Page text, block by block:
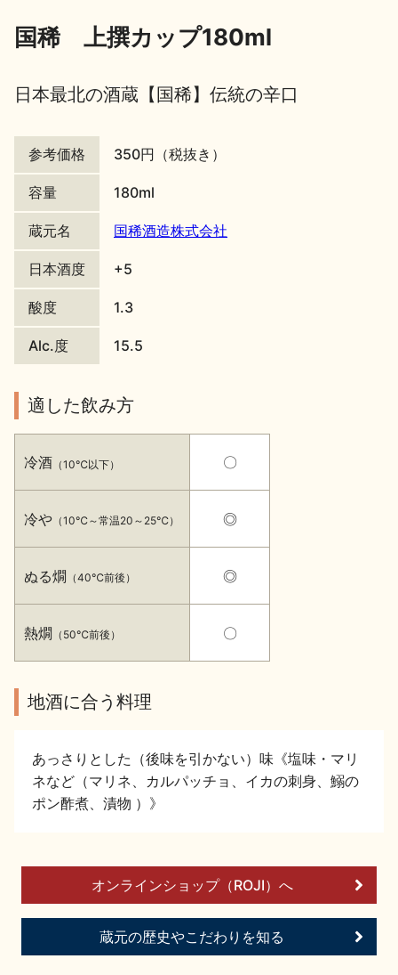
地酒川柳
日本酒の楽しみ方特集
地酒・イベント情報
イベント情報TOP 新商品・おすすめ商品
地酒蔵元会利酒会
美味しい地酒の選び方
国稀 上撰カップ180ml
日本最北の酒蔵【国稀】伝統の辛口
参考価格 350円（税抜き）
容量 180ml
蔵元名 国稀酒造株式会社
日本酒度 +5
酸度 1.3
Alc.度 15.5
適した飲み方
冷酒 （10℃以下）
冷や （10℃～常温20～25℃）
ぬる燗 （40℃前後）
熱燗 （50℃前後）
〇
◎
◎
〇
地酒に合う料理
あっさりとした（後味を引かない）味《塩味・マリ
ネなど（マリネ、カルパッチョ、イカの刺身、鰯の
ポン酢煮、漬物 ）》
オンラインショップ（ROJI）へ
蔵元の歴史やこだわりを知る